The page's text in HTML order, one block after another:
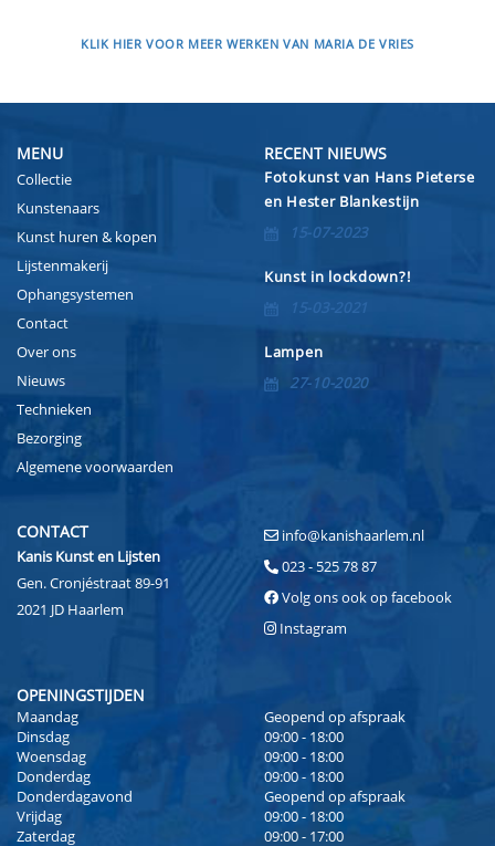
KLIK HIER VOOR MEER WERKEN VAN MARIA DE VRIES
MENU
Collectie
Kunstenaars
Kunst huren & kopen
Lijstenmakerij
Ophangsystemen
Contact
Over ons
Nieuws
Technieken
Bezorging
Algemene voorwaarden
RECENT NIEUWS
Fotokunst van Hans Pieterse
en Hester Blankestijn
15-07-2023
Kunst in lockdown?!
15-03-2021
Lampen
27-10-2020
CONTACT
Kanis Kunst en Lijsten
Gen. Cronjéstraat 89-91
2021 JD Haarlem
info@kanishaarlem.nl
023 - 525 78 87
Volg ons ook op facebook
Instagram
OPENINGSTIJDEN
Maandag
Geopend op afspraak
Dinsdag
09:00 - 18:00
Woensdag
09:00 - 18:00
Donderdag
09:00 - 18:00
Donderdagavond
Geopend op afspraak
Vrijdag
09:00 - 18:00
Zaterdag
09:00 - 17:00